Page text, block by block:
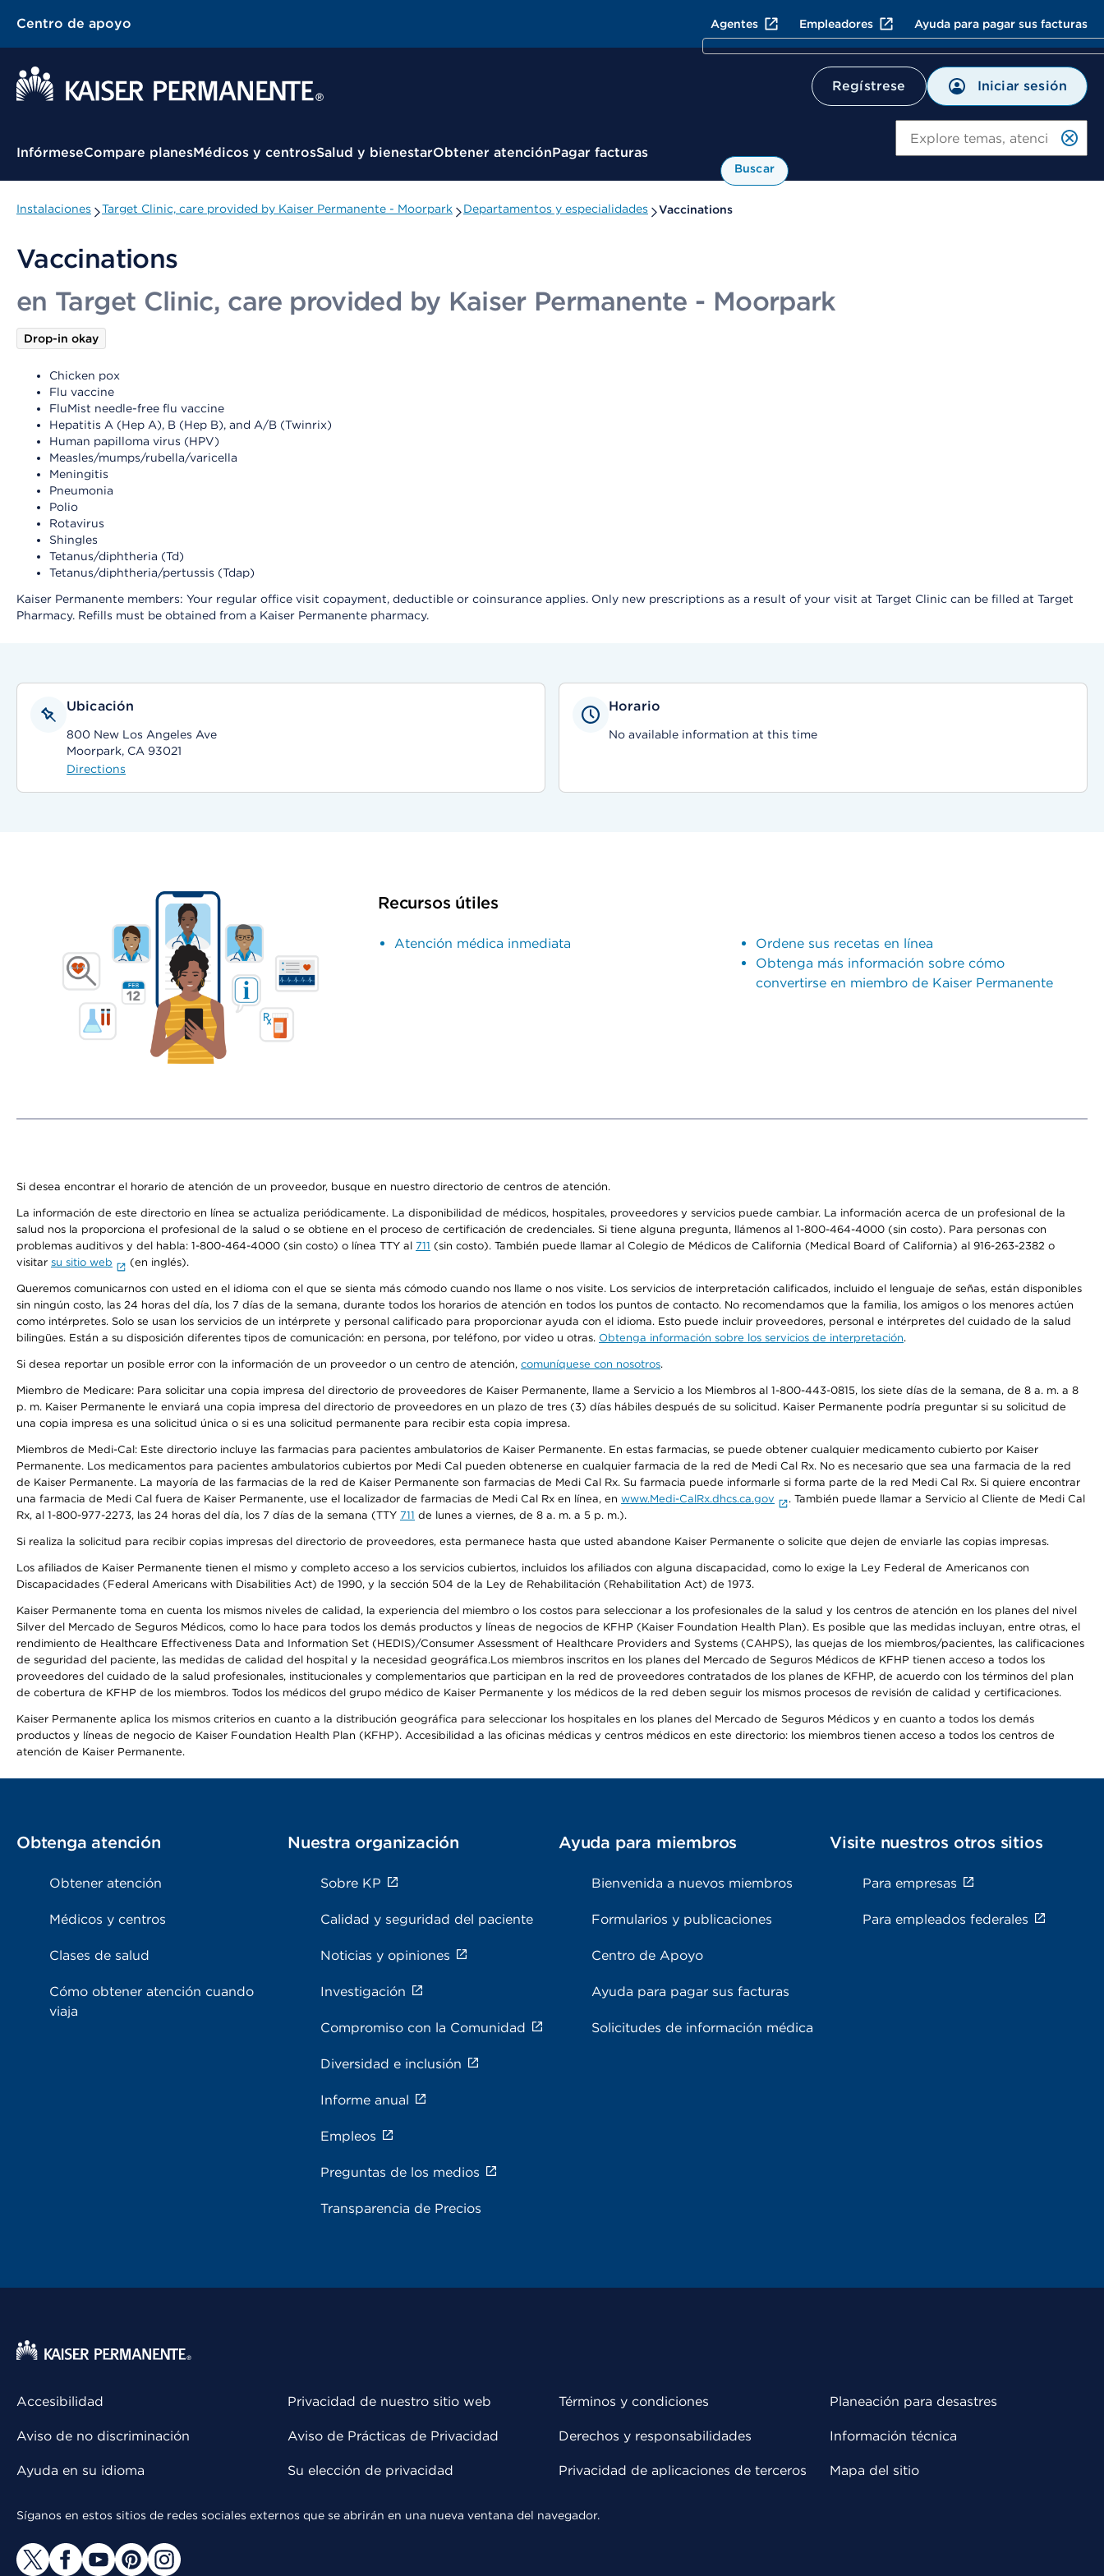
Centro de apoyo Agentes Empleadores Ayuda para pagar sus facturas
Regístrese Iniciar sesión
Menú contextual
InfórmeseCompare planesMédicos y centrosSalud y bienestarObtener atenciónPagar facturas
Buscar
Instalaciones Target Clinic, care provided by Kaiser Permanente - Moorpark Departamentos y especialidades Vaccinations
Vaccinations
en Target Clinic, care provided by Kaiser Permanente - Moorpark
Drop-in okay
Chicken pox
Flu vaccine
FluMist needle-free flu vaccine
Hepatitis A (Hep A), B (Hep B), and A/B (Twinrix)
Human papilloma virus (HPV)
Measles/mumps/rubella/varicella
Meningitis
Pneumonia
Polio
Rotavirus
Shingles
Tetanus/diphtheria (Td)
Tetanus/diphtheria/pertussis (Tdap)
Kaiser Permanente members: Your regular office visit copayment, deductible or coinsurance applies. Only new prescriptions as a result of your visit at Target Clinic can be filled at Target
Pharmacy. Refills must be obtained from a Kaiser Permanente pharmacy.
Ubicación
800 New Los Angeles Ave
Moorpark, CA 93021
Directions
Horario
No available information at this time
Recursos útiles
Atención médica inmediata
Ordene sus recetas en línea
Obtenga más información sobre cómo
convertirse en miembro de Kaiser Permanente
Si desea encontrar el horario de atención de un proveedor, busque en nuestro directorio de centros de atención.
La información de este directorio en línea se actualiza periódicamente. La disponibilidad de médicos, hospitales, proveedores y servicios puede cambiar. La información acerca de un profesional de la
salud nos la proporciona el profesional de la salud o se obtiene en el proceso de certificación de credenciales. Si tiene alguna pregunta, llámenos al 1-800-464-4000 (sin costo). Para personas con
problemas auditivos y del habla: 1-800-464-4000 (sin costo) o línea TTY al 711 (sin costo). También puede llamar al Colegio de Médicos de California (Medical Board of California) al 916-263-2382 o
visitar su sitio web (en inglés).
Queremos comunicarnos con usted en el idioma con el que se sienta más cómodo cuando nos llame o nos visite. Los servicios de interpretación calificados, incluido el lenguaje de señas, están disponibles
sin ningún costo, las 24 horas del día, los 7 días de la semana, durante todos los horarios de atención en todos los puntos de contacto. No recomendamos que la familia, los amigos o los menores actúen
como intérpretes. Solo se usan los servicios de un intérprete y personal calificado para proporcionar ayuda con el idioma. Esto puede incluir proveedores, personal e intérpretes del cuidado de la salud
bilingües. Están a su disposición diferentes tipos de comunicación: en persona, por teléfono, por video u otras. Obtenga información sobre los servicios de interpretación.
Si desea reportar un posible error con la información de un proveedor o un centro de atención, comuníquese con nosotros.
Miembro de Medicare: Para solicitar una copia impresa del directorio de proveedores de Kaiser Permanente, llame a Servicio a los Miembros al 1-800-443-0815, los siete días de la semana, de 8 a. m. a 8
p. m. Kaiser Permanente le enviará una copia impresa del directorio de proveedores en un plazo de tres (3) días hábiles después de su solicitud. Kaiser Permanente podría preguntar si su solicitud de
una copia impresa es una solicitud única o si es una solicitud permanente para recibir esta copia impresa.
Miembros de Medi-Cal: Este directorio incluye las farmacias para pacientes ambulatorios de Kaiser Permanente. En estas farmacias, se puede obtener cualquier medicamento cubierto por Kaiser
Permanente. Los medicamentos para pacientes ambulatorios cubiertos por Medi Cal pueden obtenerse en cualquier farmacia de la red de Medi Cal Rx. No es necesario que sea una farmacia de la red
de Kaiser Permanente. La mayoría de las farmacias de la red de Kaiser Permanente son farmacias de Medi Cal Rx. Su farmacia puede informarle si forma parte de la red Medi Cal Rx. Si quiere encontrar
una farmacia de Medi Cal fuera de Kaiser Permanente, use el localizador de farmacias de Medi Cal Rx en línea, en www.Medi-CalRx.dhcs.ca.gov
. También puede llamar a Servicio al Cliente de Medi Cal
Rx, al 1-800-977-2273, las 24 horas del día, los 7 días de la semana (TTY 711 de lunes a viernes, de 8 a. m. a 5 p. m.).
Si realiza la solicitud para recibir copias impresas del directorio de proveedores, esta permanece hasta que usted abandone Kaiser Permanente o solicite que dejen de enviarle las copias impresas.
Los afiliados de Kaiser Permanente tienen el mismo y completo acceso a los servicios cubiertos, incluidos los afiliados con alguna discapacidad, como lo exige la Ley Federal de Americanos con
Discapacidades (Federal Americans with Disabilities Act) de 1990, y la sección 504 de la Ley de Rehabilitación (Rehabilitation Act) de 1973.
Kaiser Permanente toma en cuenta los mismos niveles de calidad, la experiencia del miembro o los costos para seleccionar a los profesionales de la salud y los centros de atención en los planes del nivel
Silver del Mercado de Seguros Médicos, como lo hace para todos los demás productos y líneas de negocios de KFHP (Kaiser Foundation Health Plan). Es posible que las medidas incluyan, entre otras, el
rendimiento de Healthcare Effectiveness Data and Information Set (HEDIS)/Consumer Assessment of Healthcare Providers and Systems (CAHPS), las quejas de los miembros/pacientes, las calificaciones
de seguridad del paciente, las medidas de calidad del hospital y la necesidad geográfica.Los miembros inscritos en los planes del Mercado de Seguros Médicos de KFHP tienen acceso a todos los
proveedores del cuidado de la salud profesionales, institucionales y complementarios que participan en la red de proveedores contratados de los planes de KFHP, de acuerdo con los términos del plan
de cobertura de KFHP de los miembros. Todos los médicos del grupo médico de Kaiser Permanente y los médicos de la red deben seguir los mismos procesos de revisión de calidad y certificaciones.
Kaiser Permanente aplica los mismos criterios en cuanto a la distribución geográfica para seleccionar los hospitales en los planes del Mercado de Seguros Médicos y en cuanto a todos los demás
productos y líneas de negocio de Kaiser Foundation Health Plan (KFHP). Accesibilidad a las oficinas médicas y centros médicos en este directorio: los miembros tienen acceso a todos los centros de
atención de Kaiser Permanente.
Obtenga atención
Obtener atención
Médicos y centros
Clases de salud
Cómo obtener atención cuando
viaja
Nuestra organización
Sobre KP
Calidad y seguridad del paciente
Noticias y opiniones
Investigación
Compromiso con la Comunidad
Diversidad e inclusión
Informe anual
Empleos
Preguntas de los medios
Transparencia de Precios
Ayuda para miembros
Bienvenida a nuevos miembros
Formularios y publicaciones
Centro de Apoyo
Ayuda para pagar sus facturas
Solicitudes de información médica
Visite nuestros otros sitios
Para empresas
Para empleados federales
Accesibilidad
Aviso de no discriminación
Ayuda en su idioma
Privacidad de nuestro sitio web
Aviso de Prácticas de Privacidad
Su elección de privacidad
Términos y condiciones
Derechos y responsabilidades
Privacidad de aplicaciones de terceros
Planeación para desastres
Información técnica
Mapa del sitio
Síganos en estos sitios de redes sociales externos que se abrirán en una nueva ventana del navegador.